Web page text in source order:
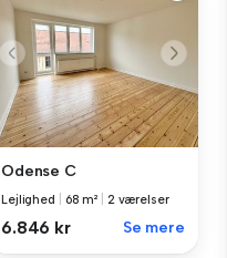
Odense C
Lejlighed 68 m² 2 værelser
6.846 kr Se mere